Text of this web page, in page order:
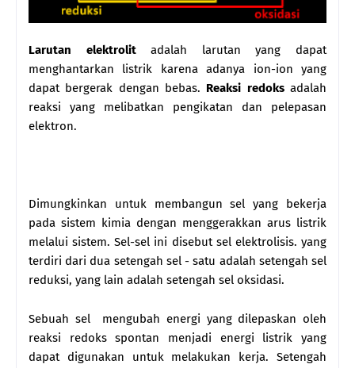
Larutan elektrolitadalah larutan yang
dapat
menghantarkan listrik karena adanya ion-ion yang
dapat bergerak dengan bebas. Reaksi redoksadalah
reaksi
yang melibatkan pengikatan dan pelepasan
elektron.
Dimungkinkan untuk membangun sel yang bekerja
pada sistem kimia dengan menggerakkan arus listrik
melalui sistem. Sel-sel ini disebut sel elektrolisis. yang
terdiri dari dua setengah sel - satu adalah setengah sel
reduksi, yang lain adalah setengah sel oksidasi.
Sebuah sel mengubah energi yang dilepaskan oleh
reaksi redoks spontan menjadi energi listrik yang
dapat digunakan untuk melakukan kerja. Setengah